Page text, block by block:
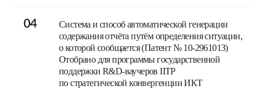
04
Система и способ автоматической генерации
содержания отчёта путём определения ситуации,
о которой сообщается (Патент № 10-2961013)
Отобрано для программы государственной
поддержки R&D-ваучеров IITP
по стратегической конвергенции ИКТ